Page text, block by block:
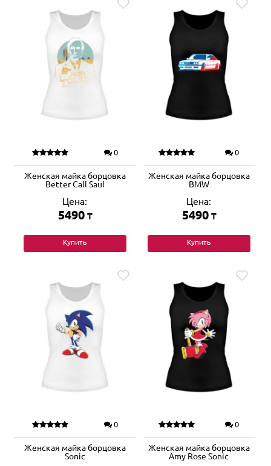
0
Женская майка борцовка
Better Call Saul
Цена:
5490 ₸
Купить
0
Женская майка борцовка
BMW
Цена:
5490 ₸
Купить
0
Женская майка борцовка
Sonic
0
Женская майка борцовка
Amy Rose Sonic